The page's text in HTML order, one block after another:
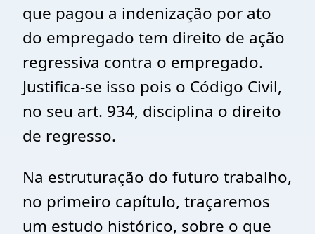
que pagou a indenização por ato
do empregado tem direito de ação
regressiva contra o empregado.
Justifica-se isso pois o Código Civil,
no seu art. 934, disciplina o direito
de regresso.
Na estruturação do futuro trabalho,
no primeiro capítulo, traçaremos
um estudo histórico, sobre o que